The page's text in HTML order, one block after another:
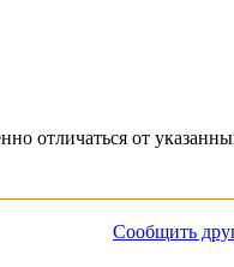
отличаться от
Сообщить